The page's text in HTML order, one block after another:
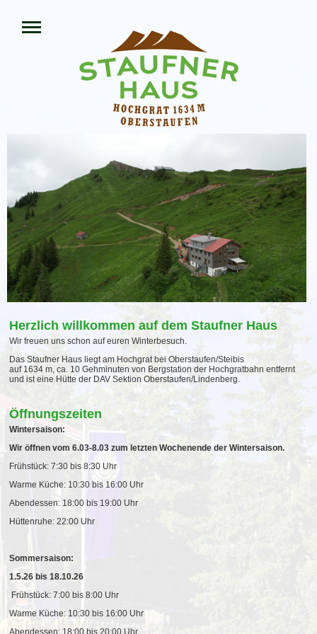
Herzlich willkommen auf dem Staufner Haus
Wir freuen uns schon auf euren Winterbesuch.
Das Staufner Haus liegt am Hochgrat bei Oberstaufen/Steibis
auf 1634 m, ca. 10 Gehminuten von Bergstation der Hochgratbahn entfernt
und ist eine Hütte der DAV Sektion Oberstaufen/Lindenberg.
Öffnungszeiten
Wintersaison:
Wir öffnen vom 6.03-8.03 zum letzten Wochenende der Wintersaison.
Frühstück: 7:30 bis 8:30 Uhr
Warme Küche: 10:30 bis 16:00 Uhr
Abendessen: 18:00 bis 19:00 Uhr
Hüttenruhe: 22:00 Uhr
Sommersaison:
1.5.26 bis 18.10.26
Frühstück: 7:00 bis 8:00 Uhr
Warme Küche: 10:30 bis 16:00 Uhr
Abendessen: 18:00 bis 20:00 Uhr